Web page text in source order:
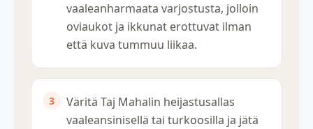
vaaleanharmaata varjostusta, jolloin
oviaukot ja ikkunat erottuvat ilman
että kuva tummuu liikaa.
Väritä Taj Mahalin heijastusallas
vaaleansinisellä tai turkoosilla ja jätä